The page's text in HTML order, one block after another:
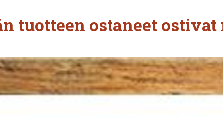
tuotteen ostaneet ostivat